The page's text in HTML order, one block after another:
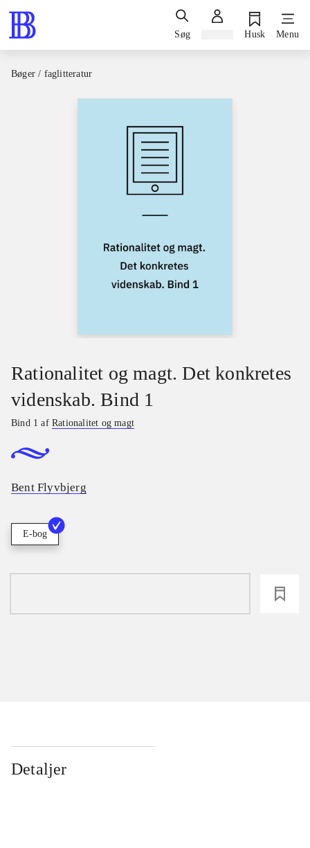
Søg Husk Menu
Bøger / faglitteratur
Rationalitet og magt. Det konkretes
videnskab. Bind 1
Bind 1 afRationalitet og magt
Bent Flyvbjerg
E-bog
Detaljer